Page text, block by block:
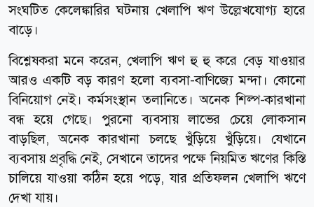
সংঘটিত কেলেঙ্কারির ঘটনায় খেলাপি ঋণ উল্লেখযোগ্য হারে
বাড়ে।
বিশ্লেষকরা মনে করেন, খেলাপি ঋণ হু হু করে বেড় যাওয়ার
আরও একটি বড় কারণ হলো ব্যবসা-বাণিজ্যে মন্দা। কোনো
বিনিয়োগ নেই। কর্মসংস্থান তলানিতে। অনেক শিল্প-কারখানা
বন্ধ হয়ে গেছে। পুরনো ব্যবসায় লাভের চেয়ে লোকসান
বাড়ছিল, অনেক কারখানা চলছে খুঁড়িয়ে খুঁড়িয়ে। যেখানে
ব্যবসায় প্রবৃদ্ধি নেই, সেখানে তাদের পক্ষে নিয়মিত ঋণের কিস্তি
চালিয়ে যাওয়া কঠিন হয়ে পড়ে, যার প্রতিফলন খেলাপি ঋণে
দেখা যায়।